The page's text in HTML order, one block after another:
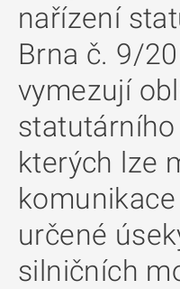
nařízení
Brna č. 9/
vymezují
kterých lze
určené
silničních